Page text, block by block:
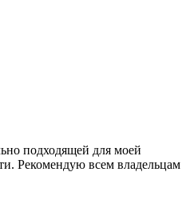
подходящей для моей
Рекомендую всем владельцам